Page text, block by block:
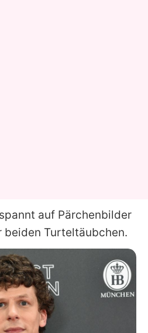
auf Pärchenbilder
beiden Turteltäubchen.